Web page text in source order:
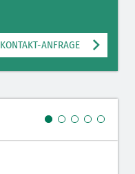
KONTAKT-ANFRAGE